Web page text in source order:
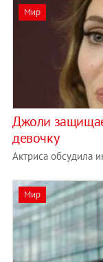
Мир
Джоли
девочку
Актриса обсудила
Мир